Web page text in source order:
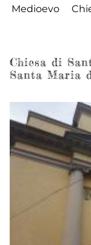
Medioevo
Chiesa di
Santa Maria